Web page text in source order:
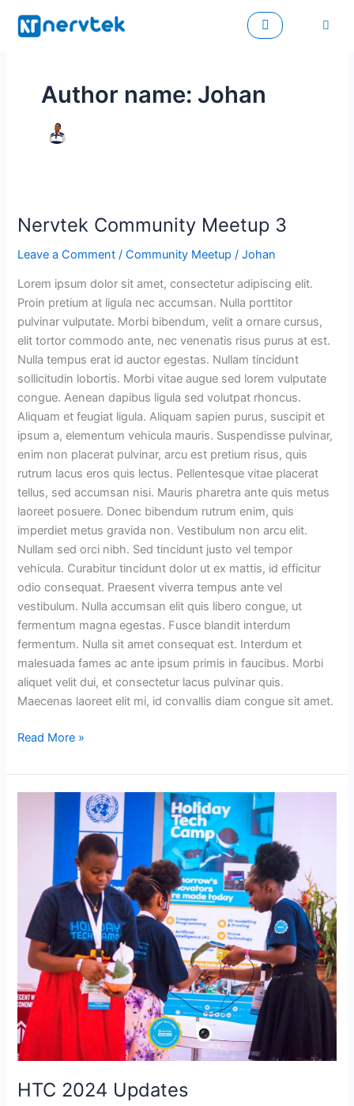
Author name: Johan
Nervtek Community Meetup 3
Leave a Comment /Community Meetup /Johan
Lorem ipsum dolor sit amet, consectetur adipiscing elit.
Proin pretium at ligula nec accumsan. Nulla porttitor
pulvinar vulputate. Morbi bibendum, velit a ornare cursus,
elit tortor commodo ante, nec venenatis risus purus at est.
Nulla tempus erat id auctor egestas. Nullam tincidunt
sollicitudin lobortis. Morbi vitae augue sed lorem vulputate
congue. Aenean dapibus ligula sed volutpat rhoncus.
Aliquam et feugiat ligula. Aliquam sapien purus, suscipit et
ipsum a, elementum vehicula mauris. Suspendisse pulvinar,
enim non placerat pulvinar, arcu est pretium risus, quis
rutrum lacus eros quis lectus. Pellentesque vitae placerat
tellus, sed accumsan nisi. Mauris pharetra ante quis metus
laoreet posuere. Donec bibendum rutrum enim, quis
imperdiet metus gravida non. Vestibulum non arcu elit.
Nullam sed orci nibh. Sed tincidunt justo vel tempor
vehicula. Curabitur tincidunt dolor ut ex mattis, id efficitur
odio consequat. Praesent viverra tempus ante vel
vestibulum. Nulla accumsan elit quis libero congue, ut
fermentum magna egestas. Fusce blandit interdum
fermentum. Nulla sit amet consequat est. Interdum et
malesuada fames ac ante ipsum primis in faucibus. Morbi
aliquet velit dui, et consectetur lacus pulvinar quis.
Maecenas laoreet elit mi, id convallis diam congue sit amet.
Community
3
Read More »
HTC 2024 Updates
Updates